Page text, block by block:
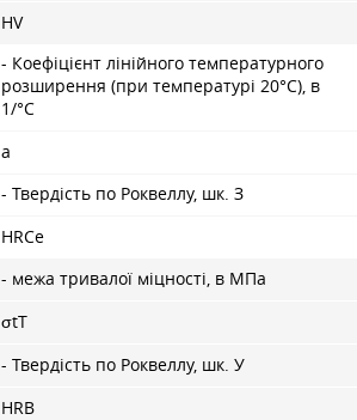
HV
- Коефіцієнт лінійного температурного
розширення (при температурі 20°С), в
1/°С
а
- Твердість по Роквеллу, шк. З
HRCе
- межа тривалої міцності, в МПа
σtТ
- Твердість по Роквеллу, шк. У
HRB